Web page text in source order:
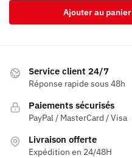
Ajouter au panier
Service client 24/7
Réponse rapide sous 48h
Paiements sécurisés
PayPal / MasterCard / Visa
Livraison offerte
Expédition en 24/48H